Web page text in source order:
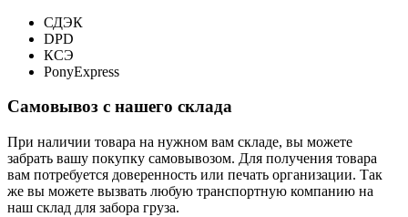
СДЭК
DPD
КСЭ
PonyExpress
Самовывоз с нашего склада
При наличии товара на нужном вам складе, вы можете
забрать вашу покупку самовывозом. Для получения товара
вам потребуется доверенность или печать организации. Так
же вы можете вызвать любую транспортную компанию на
наш склад для забора груза.